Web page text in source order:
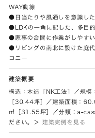
WAY動線
●日当たりや風通しを意識し
●LDKの一角に配した、多目
●家事の合間に作業がしやす
●リビングの南北に設けた庭
コニー
建築概要
構造：木造［NK工法］／規
［30.44坪］／建築面積：
㎡［31.55坪］／分類：a-
ださい。＞ 建築実例を見る